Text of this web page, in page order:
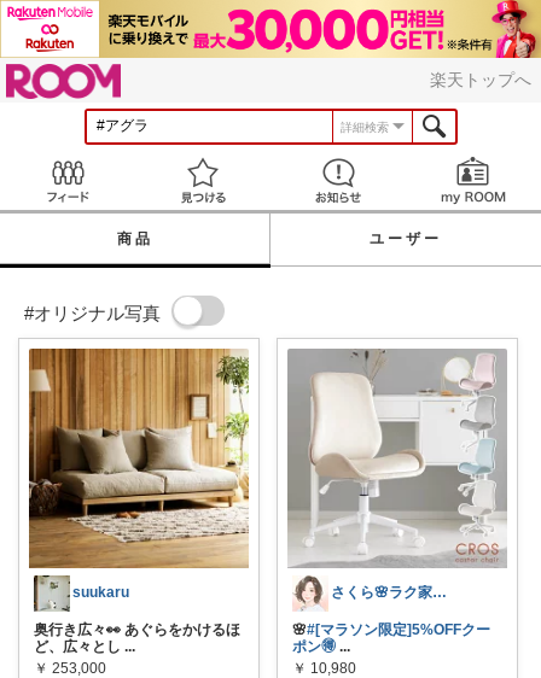
楽天トップへ
詳細検索
見つける お知らせ
商品 ユーザー
#オリジナル写真
suukaru
奥行き広々👀 あぐらをかけるほ
ど、広々とし ...
￥ 253,000
さくら🌸ラク家事&便利な生活雑貨🏠️
🌸#[マラソン限定]5%OFFクー
ポン🉐 ...
￥ 10,980